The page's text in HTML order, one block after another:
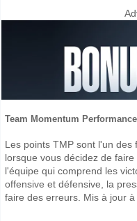
Team Momentum
Les points TMP sont l'un
lorsque vous décidez de
l'équipe qui comprend les
offensive et défensive, la
faire des erreurs. Mis à jour